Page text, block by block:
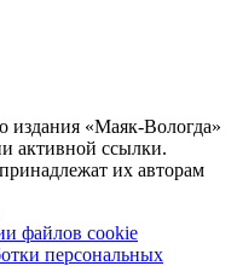
издания «Маяк-Вологда»
активной ссылки.
их авторам
файлов cookie
персональных